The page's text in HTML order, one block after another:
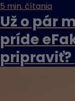
5 min. čítania
Už o pár
príde
pripraviť?